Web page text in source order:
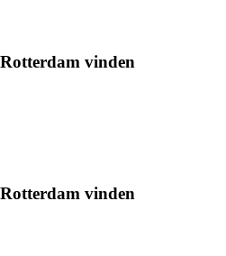
vinden
vinden